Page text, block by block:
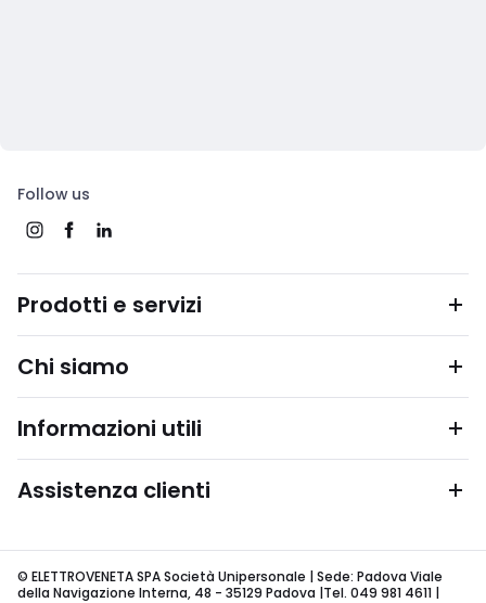
Follow us
Prodotti e servizi
Chi siamo
Informazioni utili
Assistenza clienti
© ELETTROVENETA SPA Società Unipersonale | Sede: Padova Viale
della Navigazione Interna, 48 - 35129 Padova |Tel. 049 981 4611 |